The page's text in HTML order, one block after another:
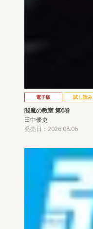
電子版 試し読み
閻魔の教室 第6巻
田中優吏
発売日：2026.08.06